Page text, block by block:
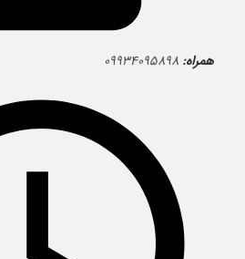
همراه: ۰۹۹۳۴۰۹۵۸۹۸